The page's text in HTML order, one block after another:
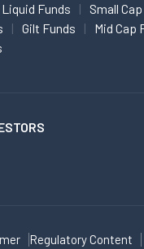
Liquid Funds
Small
Gilt Funds
Mid Cap
Regulatory Content